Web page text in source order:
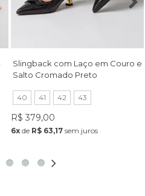
Slingback com Laço em Couro e
Salto Cromado Preto
40 41 42 43
R$ 379,00
6x de R$ 63,17 sem juros